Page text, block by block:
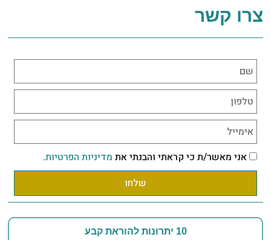
צרו קשר
אני מאשר/ת כי קראתי והבנתי את מדיניות הפרטיות.
שלחו
10 יתרונות להוראת קבע